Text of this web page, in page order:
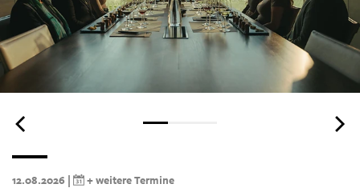
12.08.2026 | + weitere Termine